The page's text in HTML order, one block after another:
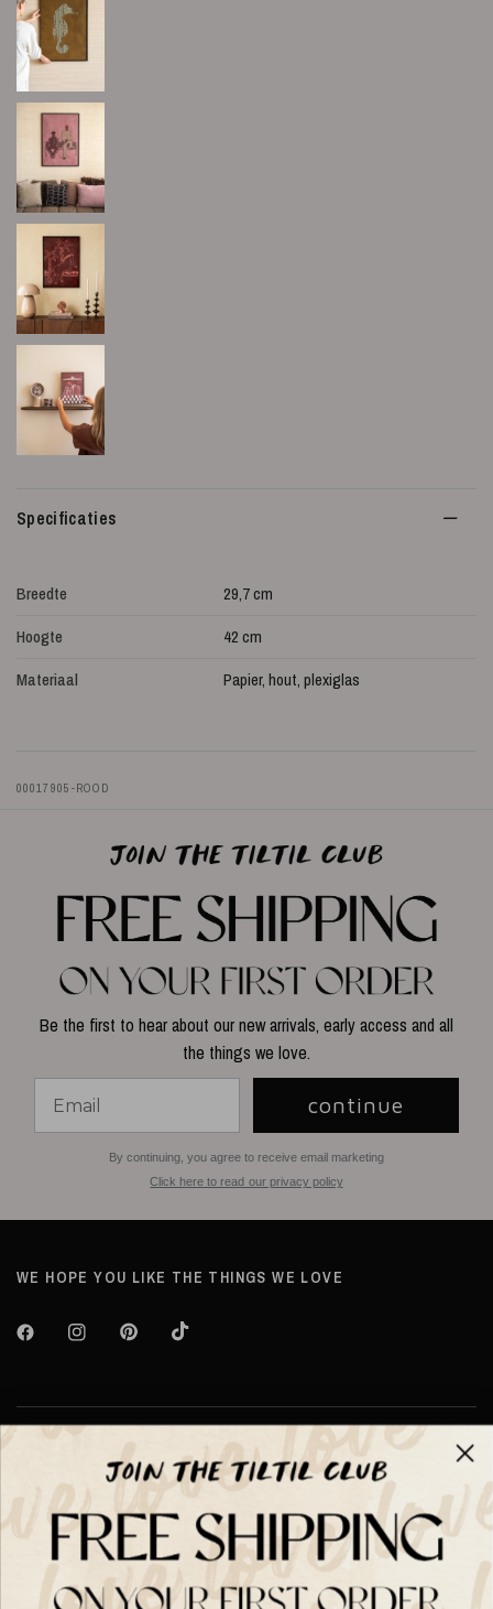
Specificaties
Breedte
29,7 cm
Hoogte
42 cm
Materiaal
Papier, hout, plexiglas
00017905-ROOD
Be the first to hear about our new arrivals, early access and all
the things we love.
continue
By continuing, you agree to receive email marketing
Click here to read our privacy policy
WE HOPE YOU LIKE THE THINGS WE LOVE
Over TILTIL
Help
Shop op